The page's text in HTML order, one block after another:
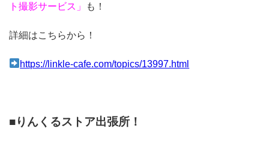
ト撮影サービス」
も！
詳細はこちらから！
https://linkle-cafe.com/topics/13997.html
■りんくるストア出張所！